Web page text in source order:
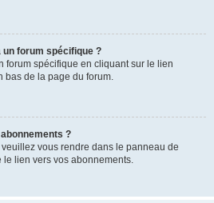
un forum spécifique ?
forum spécifique en cliquant sur le lien
bas de la page du forum.
?
vous rendre dans le panneau de
le lien vers vos abonnements.